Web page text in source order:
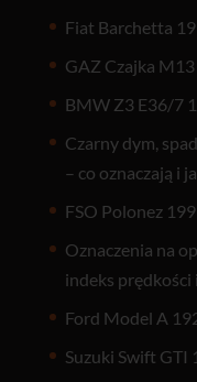
Fiat Barchetta
GAZ Czajka
BMW Z3 E36/7
Czarny dym,
– co oznaczają i
FSO Polonez
Oznaczenia na
indeks prędkości
Ford Model A
Suzuki Swift GTI